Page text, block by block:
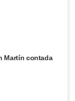
Martín contada